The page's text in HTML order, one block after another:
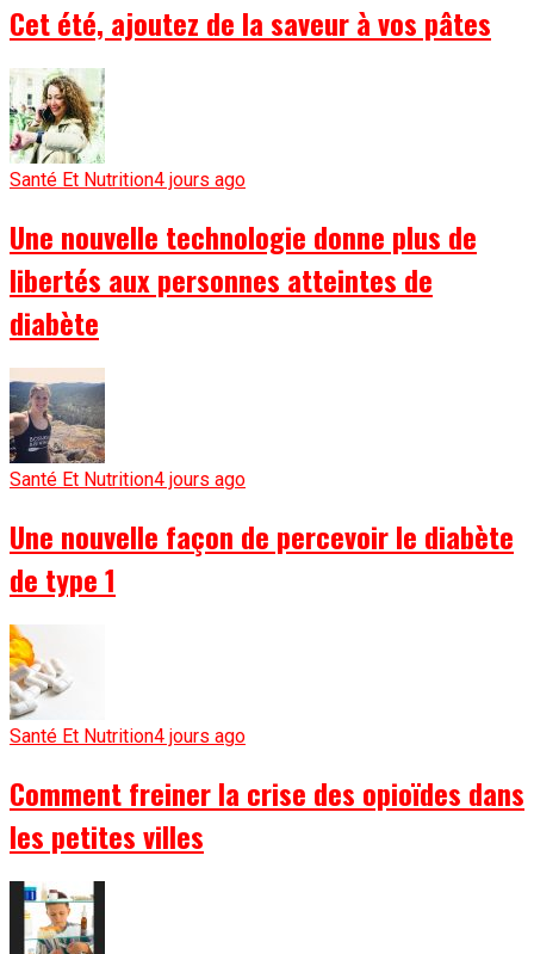
Cet été, ajoutez de la saveur à vos pâtes
Santé Et Nutrition4 jours ago
Une nouvelle technologie donne plus de
libertés aux personnes atteintes de
diabète
Santé Et Nutrition4 jours ago
Une nouvelle façon de percevoir le diabète
de type 1
Santé Et Nutrition4 jours ago
Comment freiner la crise des opioïdes dans
les petites villes